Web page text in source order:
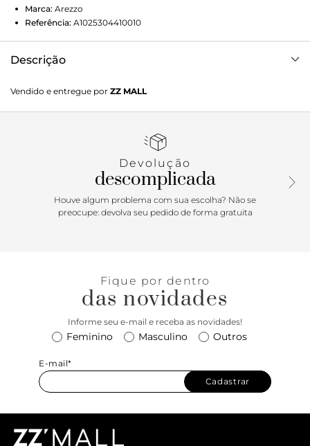
Marca: Arezzo
Referência: A1025304410010
Descrição
bico fino. Fechado, traz recorte arredondado sobre o peito
do pé e formato ajustado nas laterais. Possui ainda
Vendido e entregue por ZZ MALL
Devolução
descomplicada
Houve algum problema com sua escolha? Não se
preocupe: devolva seu pedido de forma gratuita
Fique por dentro
das novidades
Informe seu e-mail e receba as novidades!
Feminino Masculino Outros
E-mail*
Cadastrar